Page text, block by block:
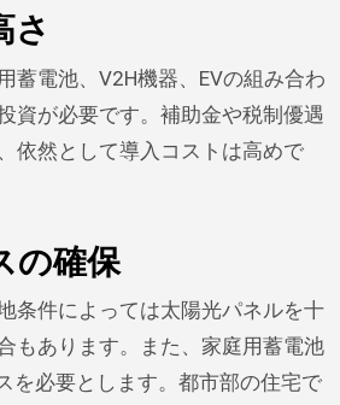
さ
蓄電池、V2H機器、EVの組み合わ
資が必要です。補助金や税制優遇
依然として導入コストは高めで
の確保
条件によっては太陽光パネルを十
もあります。また、家庭用蓄電池
を必要とします。都市部の住宅で